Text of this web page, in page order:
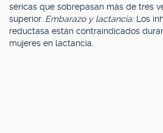
séricas que sobrepasan más de tres
superior. Embarazo y lactancia: Los
reductasa están contraindicados
mujeres en lactancia.